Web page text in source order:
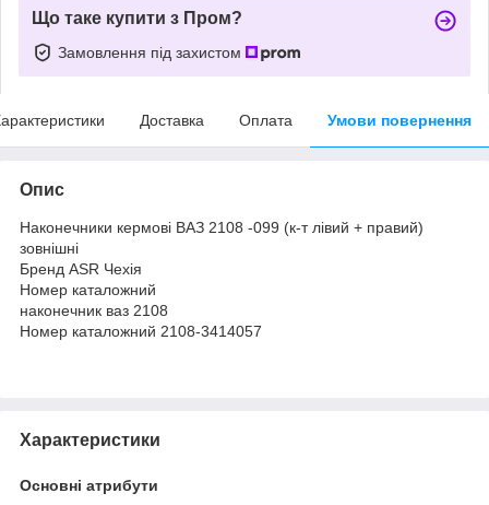
Що таке купити з Пром?
Замовлення під захистом
Доставка Оплата Умови повернення
Опис
Наконечники кермові ВАЗ 2108 -099 (к-т лівий + правий)
зовнішні
Бренд ASR Чехія
Номер каталожний
наконечник ваз 2108
Номер каталожний 2108-3414057
Характеристики
Основні атрибути